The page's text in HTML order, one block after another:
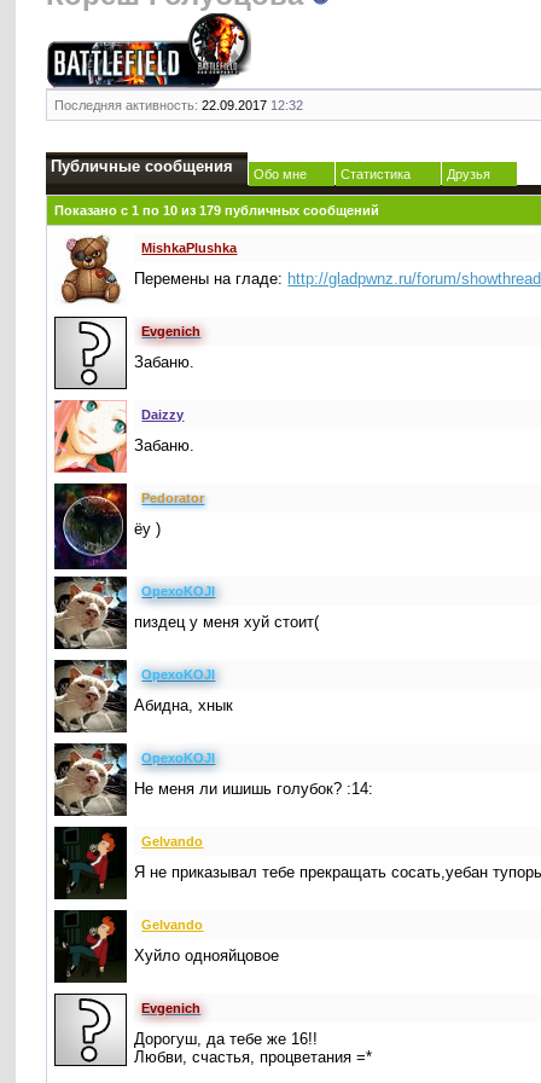
Последняя активность: 22.09.2017 12:32
Публичные сообщения Обо мне Статистика Друзья
Показано с 1 по10 из179 публичных сообщений
MishkaPlushka
Перемены на гладе: http://gladpwnz.ru/forum/
Evgenich
Забаню.
Daizzy
Забаню.
Реdorator
ёу )
OpexoKOJI
пиздец у меня хуй стоит(
OpexoKOJI
Абидна, хнык
OpexoKOJI
Не меня ли ишишь голубок? :14:
Gelvando
Я не приказывал тебе прекращать сосать,уебан
Gelvando
Хуйло однояйцовое
Evgenich
Дорогуш, да тебе же 16!!
Любви, счастья, процветания =*